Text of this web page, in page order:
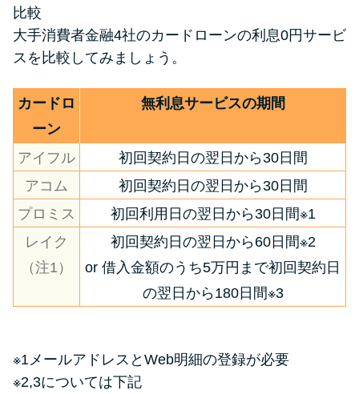
比較
大手消費者金融4社のカードローンの利息0円サービ
スを比較してみましょう。
カードロ
ーン
無利息サービスの期間
アイフル
初回契約日の翌日から30日間
アコム
初回契約日の翌日から30日間
プロミス
初回利用日の翌日から30日間※1
レイク
（注1）
初回契約日の翌日から60日間※2
or 借入金額のうち5万円まで初回契約日
の翌日から180日間※3
※1メールアドレスとWeb明細の登録が必要
※2,3については下記